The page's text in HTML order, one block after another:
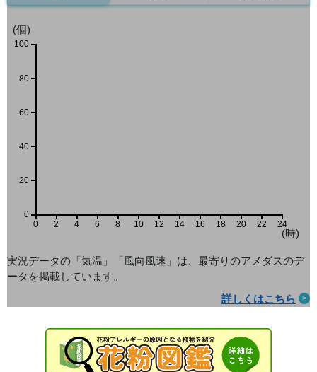
0 2 4 6 8 10 12 14 16 18 20 22 24
(個)
(時)
0
20
40
60
80
100
実況データの「気温」「風向風速」は、最寄りのアメダスのデ
ータを掲載しています。
詳しくはこちら